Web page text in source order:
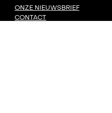
ONZE NIEUWSBRIEF
CONTACT